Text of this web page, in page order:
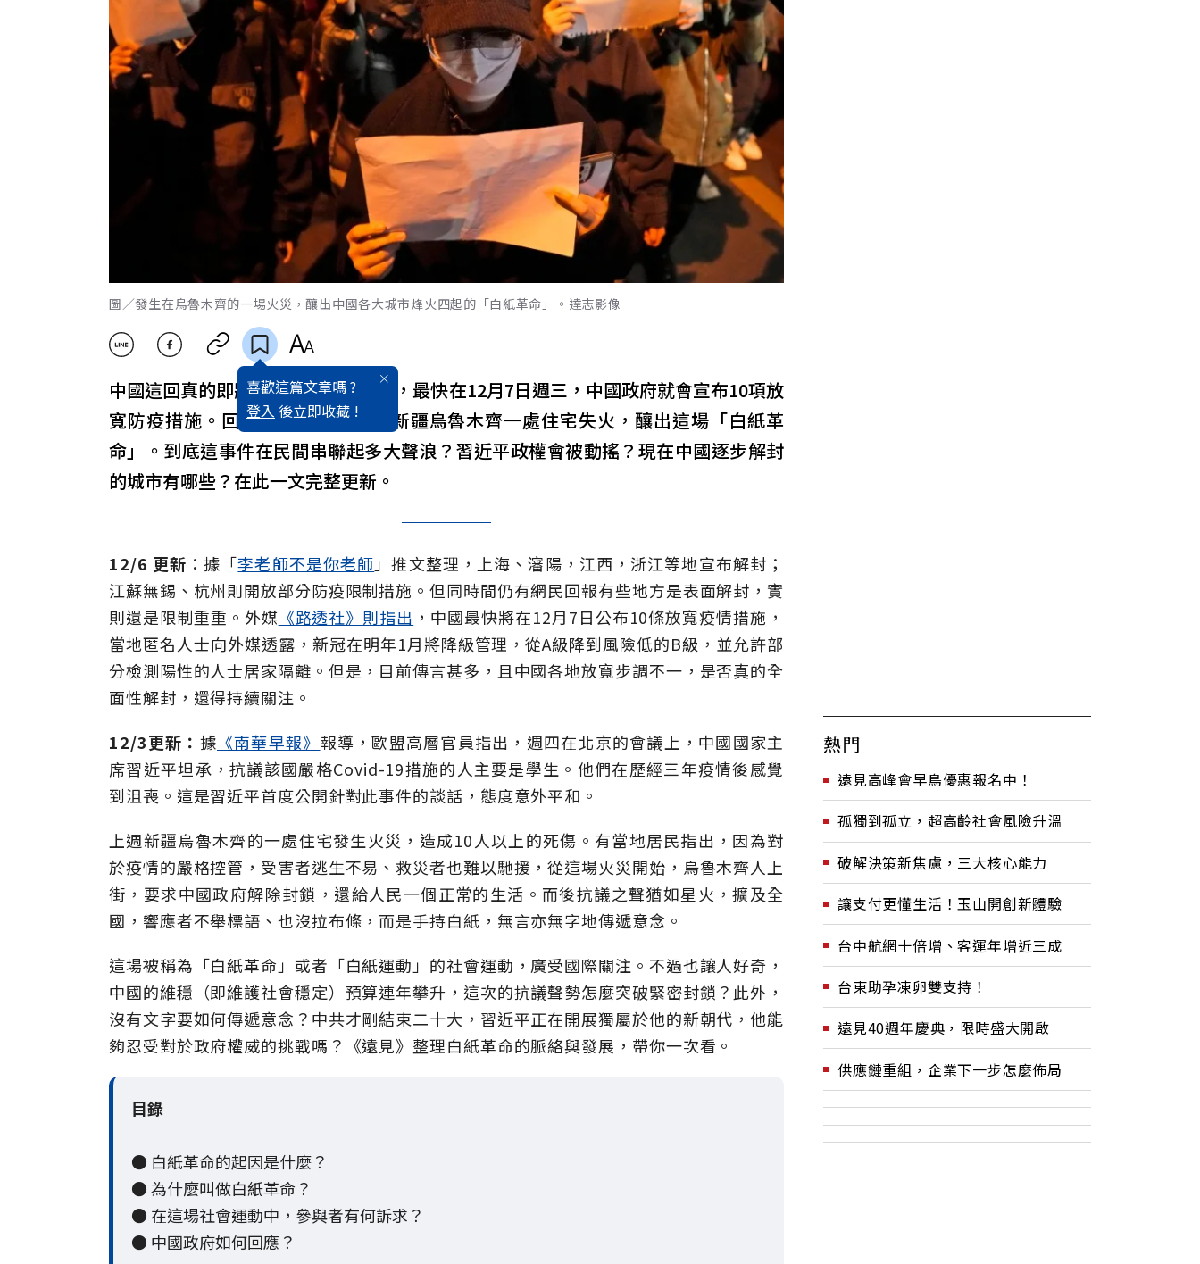
圖／發生在烏魯木齊的一場火災，釀出中國各大城市烽火四起的「白紙革命」。達志影像
喜歡這篇文章嗎 ?
登入 後立即收藏 !
中國這回真的即將解封？據外媒透露，最快在12月7日週三，中國政府就會宣布10項放
寬防疫措施。回頭看最初，11月底新疆烏魯木齊一處住宅失火，釀出這場「白紙革
命」。到底這事件在民間串聯起多大聲浪？習近平政權會被動搖？現在中國逐步解封
的城市有哪些？在此一文完整更新。
12/6 更新 ：據「李老師不是你老師 」推文整理，上海、瀋陽，江西，浙江等地宣布解封；
江蘇無錫、杭州則開放部分防疫限制措施。但同時間仍有網民回報有些地方是表面解封，實
則還是限制重重。外媒 《路透社》則指出 ，中國最快將在12月7日公布10條放寬疫情措施，
當地匿名人士向外媒透露，新冠在明年1月將降級管理，從A級降到風險低的B級，並允許部
分檢測陽性的人士居家隔離。但是，目前傳言甚多，且中國各地放寬步調不一，是否真的全
面性解封，還得持續關注。
12/3更新： 據 《南華早報》 報導，歐盟高層官員指出，週四在北京的會議上，中國國家主
席習近平坦承，抗議該國嚴格Covid-19措施的人主要是學生。他們在歷經三年疫情後感覺
到沮喪。這是習近平首度公開針對此事件的談話，態度意外平和。
上週新疆烏魯木齊的一處住宅發生火災，造成10人以上的死傷。有當地居民指出，因為對
於疫情的嚴格控管，受害者逃生不易、救災者也難以馳援，從這場火災開始，烏魯木齊人上
街，要求中國政府解除封鎖，還給人民一個正常的生活。而後抗議之聲猶如星火，擴及全
國，響應者不舉標語、也沒拉布條，而是手持白紙，無言亦無字地傳遞意念。
這場被稱為「白紙革命」或者「白紙運動」的社會運動，廣受國際關注。不過也讓人好奇，
中國的維穩（即維護社會穩定）預算連年攀升，這次的抗議聲勢怎麼突破緊密封鎖？此外，
沒有文字要如何傳遞意念？中共才剛結束二十大，習近平正在開展獨屬於他的新朝代，他能
夠忍受對於政府權威的挑戰嗎？《遠見》整理白紙革命的脈絡與發展，帶你一次看。
目錄
● 白紙革命的起因是什麼？
● 為什麼叫做白紙革命？
● 在這場社會運動中，參與者有何訴求？
● 中國政府如何回應？
熱門
遠見高峰會早鳥優惠報名中！
孤獨到孤立，超高齡社會風險升溫
破解決策新焦慮，三大核心能力
讓支付更懂生活！玉山開創新體驗
台中航網十倍增、客運年增近三成
台東助孕凍卵雙支持！
遠見40週年慶典，限時盛大開啟
供應鏈重組，企業下一步怎麼佈局